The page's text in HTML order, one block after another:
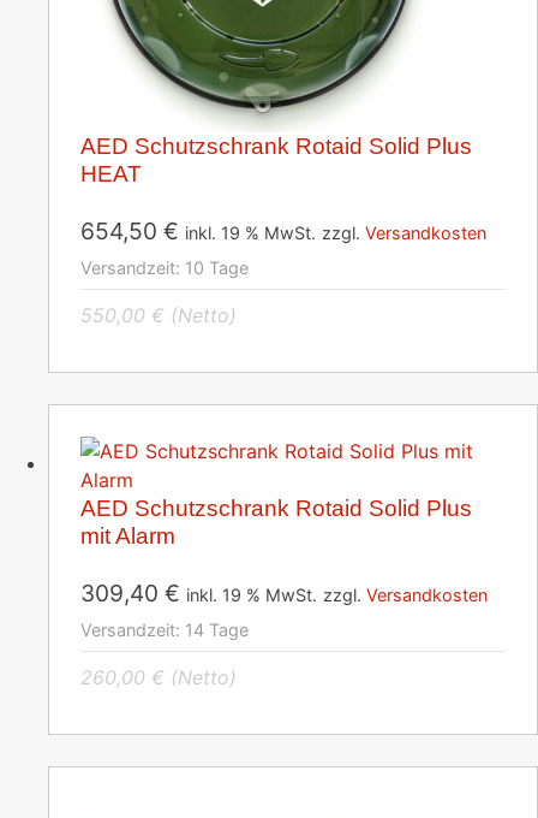
AED Schutzschrank Rotaid Solid Plus
HEAT
654,50 € inkl. 19 % MwSt. zzgl. Versandkosten
Versandzeit: 10 Tage
550,00 € (Netto)
AED Schutzschrank Rotaid Solid Plus
mit Alarm
309,40 € inkl. 19 % MwSt. zzgl. Versandkosten
Versandzeit: 14 Tage
260,00 € (Netto)